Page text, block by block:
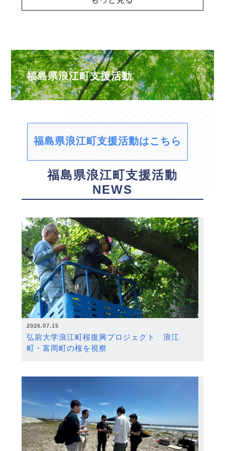
福島県浪江町支援活動
福島県浪江町支援活動はこちら
福島県浪江町支援活動
NEWS
2026.07.15
弘前大学浪江町桜復興プロジェクト 浪江
町・富岡町の桜を視察